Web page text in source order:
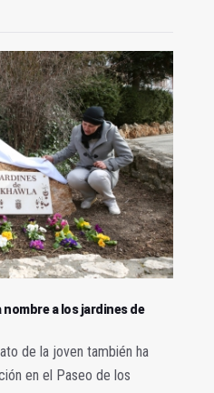
nombre a los jardines de
de la joven también ha
en el Paseo de los